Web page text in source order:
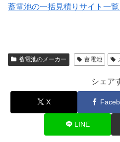
蓄電池の一括見積りサイト一
蓄電池のメーカー 蓄電池
シェア
X
LINE